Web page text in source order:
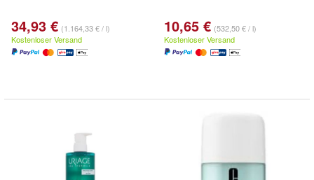
34,93 € (1.164,33 € / l)
Kostenloser Versand
10,65 € (532,50 € / l)
Kostenloser Versand